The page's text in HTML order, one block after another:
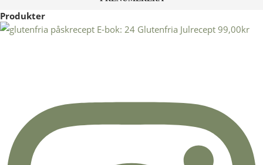
Produkter
E-bok: 24 Glutenfria Julrecept 99,00kr